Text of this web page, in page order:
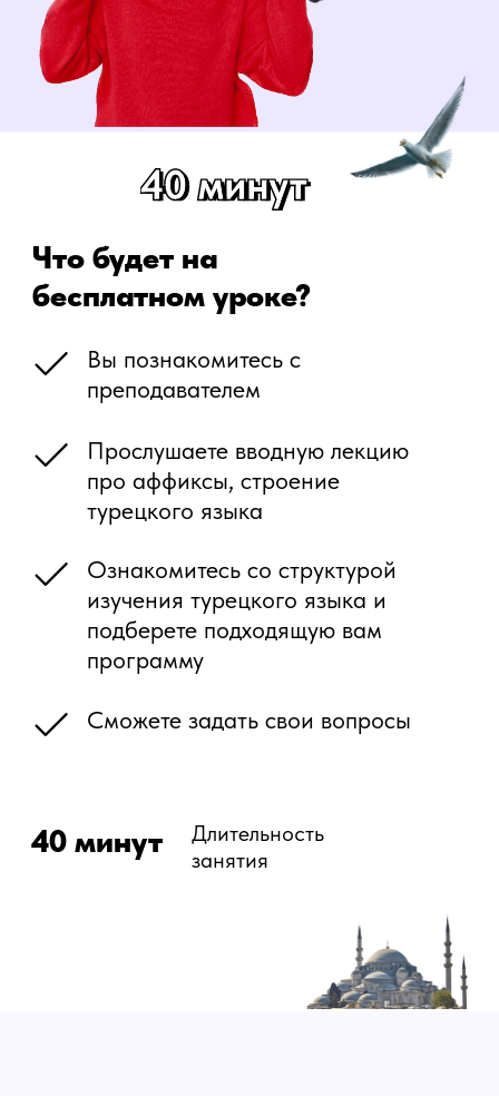
Получить бесплатную консультацию
Нажимая на кнопку, вы даёте согласие
Заполните форму, мы свяжемся
с вами в течение 20 минут.
Остались вопросы?